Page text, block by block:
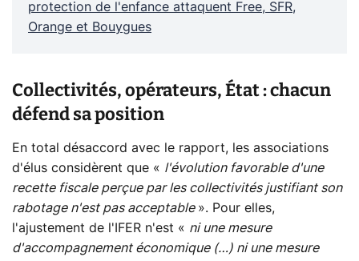
protection de l'enfance attaquent Free, SFR,
Orange et Bouygues
Collectivités, opérateurs, État : chacun
défend sa position
En total désaccord avec le rapport, les associations
d'élus considèrent que « l'évolution favorable d'une
recette fiscale perçue par les collectivités justifiant son
rabotage n'est pas acceptable ». Pour elles,
l'ajustement de l'IFER n'est « ni une mesure
d'accompagnement économique (…) ni une mesure